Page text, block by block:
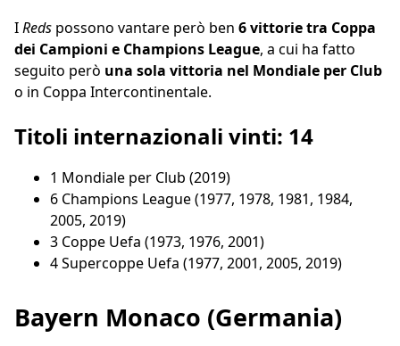
IReds possono vantare però ben 6 vittorie tra Coppa
dei Campioni e Champions League, a cui ha fatto
seguito però una sola vittoria nel Mondiale per Club
o in Coppa Intercontinentale.
Titoli internazionali vinti: 14
1 Mondiale per Club (2019)
6 Champions League (1977, 1978, 1981, 1984,
2005, 2019)
3 Coppe Uefa (1973, 1976, 2001)
4 Supercoppe Uefa (1977, 2001, 2005, 2019)
Bayern Monaco (Germania)